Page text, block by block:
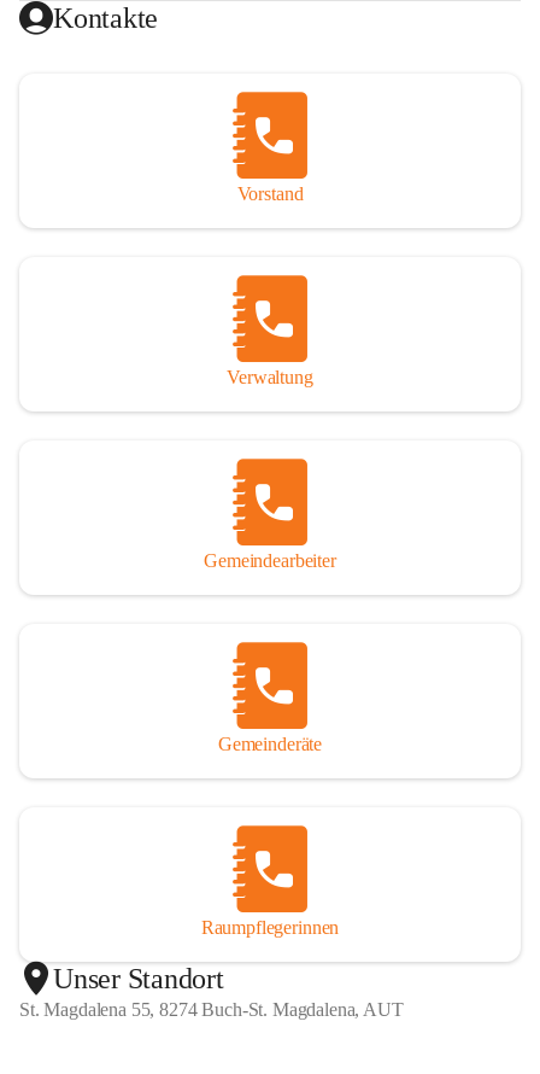
Kontakte
Vorstand
Verwaltung
Gemeindearbeiter
Gemeinderäte
Raumpflegerinnen
Unser Standort
St. Magdalena 55, 8274 Buch-St. Magdalena, AUT